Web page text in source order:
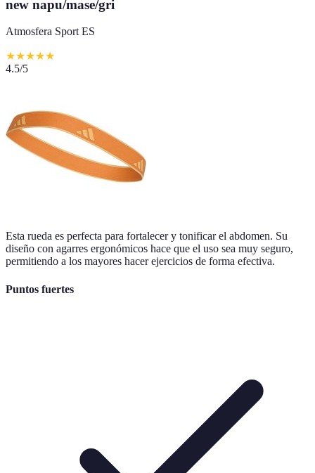
new napu/mase/gri
Atmosfera Sport ES
★★★★★
4.5/5
Esta rueda es perfecta para fortalecer y tonificar el abdomen. Su
diseño con agarres ergonómicos hace que el uso sea muy seguro,
permitiendo a los mayores hacer ejercicios de forma efectiva.
Puntos fuertes